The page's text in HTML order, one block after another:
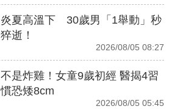
炎夏高溫下 30歲男「1舉動」秒
猝逝！
2026/08/05 08:27
不是炸雞！女童9歲初經 醫揭4習
慣恐矮8cm
2026/08/05 05:45